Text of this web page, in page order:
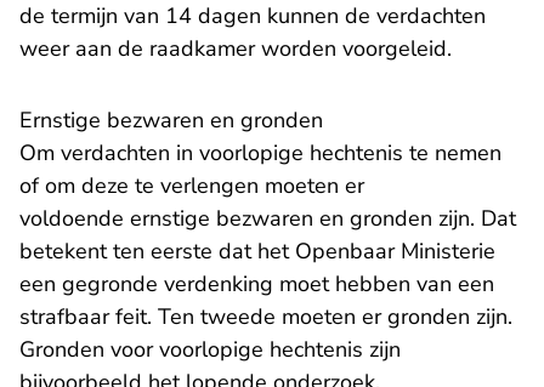
de termijn van 14 dagen kunnen de verdachten
weer aan de raadkamer worden voorgeleid.
Ernstige bezwaren en gronden
Om verdachten in voorlopige hechtenis te nemen
of om deze te verlengen moeten er
voldoende ernstige bezwaren en gronden zijn. Dat
betekent ten eerste dat het Openbaar Ministerie
een gegronde verdenking moet hebben van een
strafbaar feit. Ten tweede moeten er gronden zijn.
Gronden voor voorlopige hechtenis zijn